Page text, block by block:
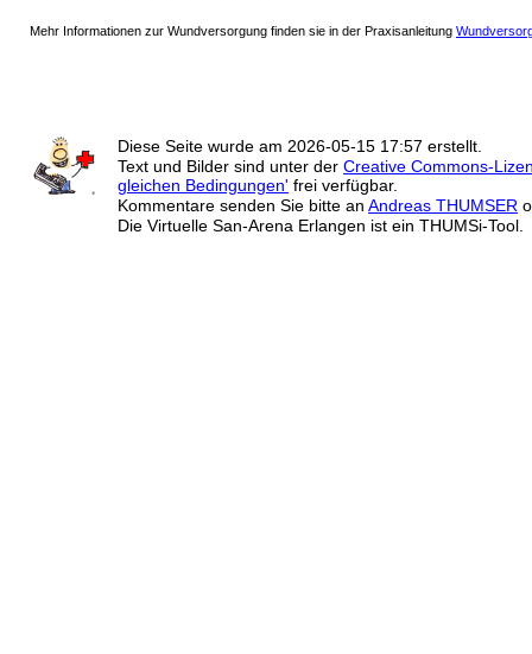
Mehr Informationen zur Wundversorgung finden sie in der Praxisanleitung
Diese Seite wurde am 2026-05-15 17:57 erstellt.
Text und Bilder sind unter der Creative Commons-
gleichen Bedingungen' frei verfügbar.
Kommentare senden Sie bitte an Andreas THUMSER
Die Virtuelle San-Arena Erlangen ist ein THUMSi-Tool.